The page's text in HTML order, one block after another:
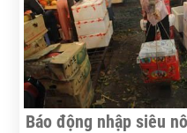
Báo động nhập siêu